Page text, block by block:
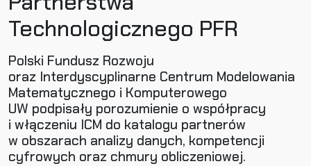
Technologicznego PFR
Polski Fundusz Rozwoju
oraz Interdyscyplinarne Centrum Modelowania
Matematycznego i Komputerowego
UW podpisały porozumienie o współpracy
i włączeniu ICM do katalogu partnerów
w obszarach analizy danych, kompetencji
cyfrowych oraz chmury obliczeniowej.